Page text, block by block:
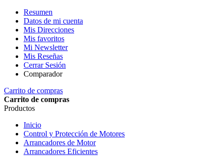
Resumen
Datos de mi cuenta
Mis Direcciones
Mis favoritos
Mi Newsletter
Mis Reseñas
Cerrar Sesión
Comparador
Carrito de compras
Carrito de compras
Productos
Inicio
Control y Protección de Motores
Arrancadores de Motor
Arrancadores Eficientes